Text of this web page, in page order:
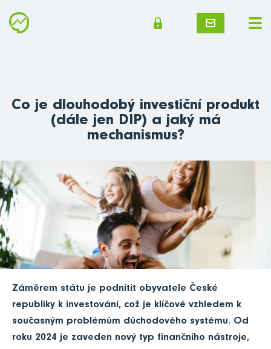
Co je dlouhodobý investiční produkt
(dále jen DIP) a jaký má
mechanismus?
Záměrem státu je podnítit obyvatele České
republiky k investování, což je klíčové vzhledem k
současným problémům důchodového systému. Od
roku 2024 je zaveden nový typ finančního nástroje,